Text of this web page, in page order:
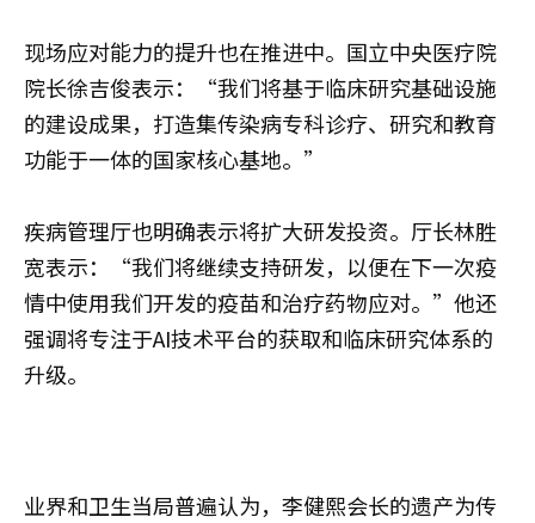
现场应对能力的提升也在推进中。国立中央医疗院
院长徐吉俊表示：“我们将基于临床研究基础设施
的建设成果，打造集传染病专科诊疗、研究和教育
功能于一体的国家核心基地。”
疾病管理厅也明确表示将扩大研发投资。厅长林胜
宽表示：“我们将继续支持研发，以便在下一次疫
情中使用我们开发的疫苗和治疗药物应对。”他还
强调将专注于AI技术平台的获取和临床研究体系的
升级。
业界和卫生当局普遍认为，李健熙会长的遗产为传